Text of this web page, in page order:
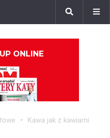
ONLINE
Kawa jak z kawiarni